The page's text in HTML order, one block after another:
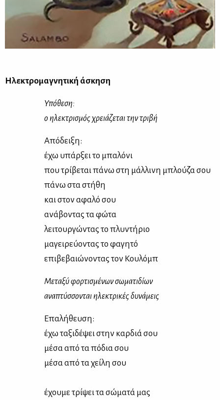
Ηλε­κτρο­μα­γνη­τι­κή άσκη­ση
Υπό­θε­ση:
ο ηλε­κτρι­σμός χρειά­ζε­ται την τρι­βή
Από­δει­ξη:
έχω υπάρ­ξει το μπα­λό­νι
που τρί­βε­ται πά­νω στη μάλ­λι­νη μπλού­ζα σου
πά­νω στα στή­θη
και στον αφα­λό σου
ανά­βο­ντας τα φώ­τα
λει­τουρ­γώ­ντας το πλυ­ντή­ριο
μα­γει­ρεύ­ο­ντας το φα­γη­τό
επι­βε­βαιώ­νο­ντας τον Κου­λόμπ
Με­τα­ξύ φορ­τι­σμέ­νων σω­μα­τι­δί­ων
ανα­πτύσ­σο­νται ηλε­κτρι­κές δυ­νά­μεις
Επα­λή­θευ­ση:
έχω τα­ξι­δέ­ψει στην καρ­διά σου
μέ­σα από τα πό­δια σου
μέ­σα από τα χεί­λη σου
έχου­με τρί­ψει τα σώ­μα­τά μας